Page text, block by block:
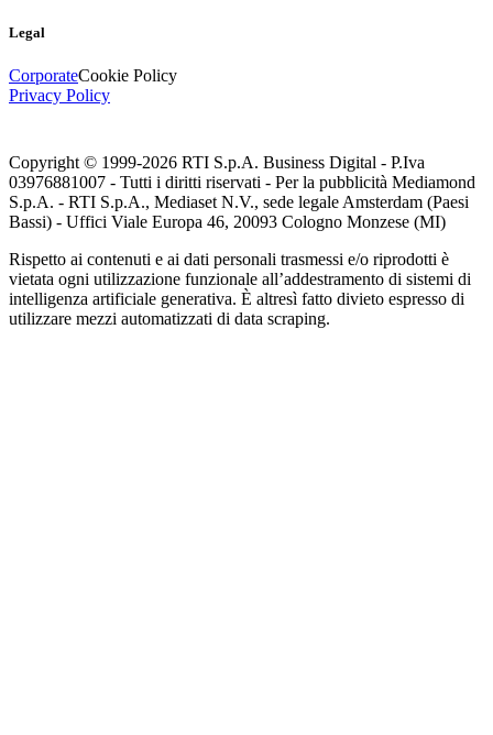
Legal
CorporateCookie Policy
Privacy Policy
Copyright © 1999-2026 RTI S.p.A. Business Digital - P.Iva
03976881007 - Tutti i diritti riservati - Per la pubblicità Mediamond
S.p.A. - RTI S.p.A., Mediaset N.V., sede legale Amsterdam (Paesi
Bassi) - Uffici Viale Europa 46, 20093 Cologno Monzese (MI)
Rispetto ai contenuti e ai dati personali trasmessi e/o riprodotti è
vietata ogni utilizzazione funzionale all’addestramento di sistemi di
intelligenza artificiale generativa. È altresì fatto divieto espresso di
utilizzare mezzi automatizzati di data scraping.